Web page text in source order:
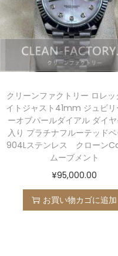
クリーンファクトリー ロレ
イトジャスト41mm ジュビ
ーオブパールダイアル ダイ
入り プラチナフルーテッド
904Lステンレス クローン
ムーブメント
¥95,000.00
お買い物カゴに追加